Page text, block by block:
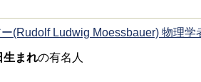
(Rudolf Ludwig Moessbauer) 物理学
生まれの有名人